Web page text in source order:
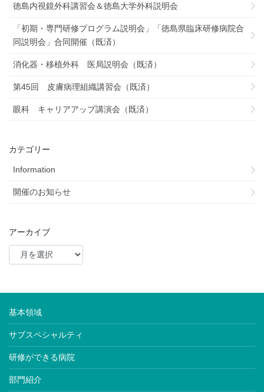
徳島内視鏡外科講習会＆徳島大学外科説明会
「初期・専門研修プログラム説明会」「徳島県臨床研修病院合
同説明会」合同開催（既済）
消化器・移植外科 医局説明会（既済）
第45回 皮膚病理組織講習会（既済）
眼科 キャリアアップ講演会（既済）
カテゴリー
Information
開催のお知らせ
アーカイブ
基本領域
サブスペシャルティ
研修ができる病院
部門紹介